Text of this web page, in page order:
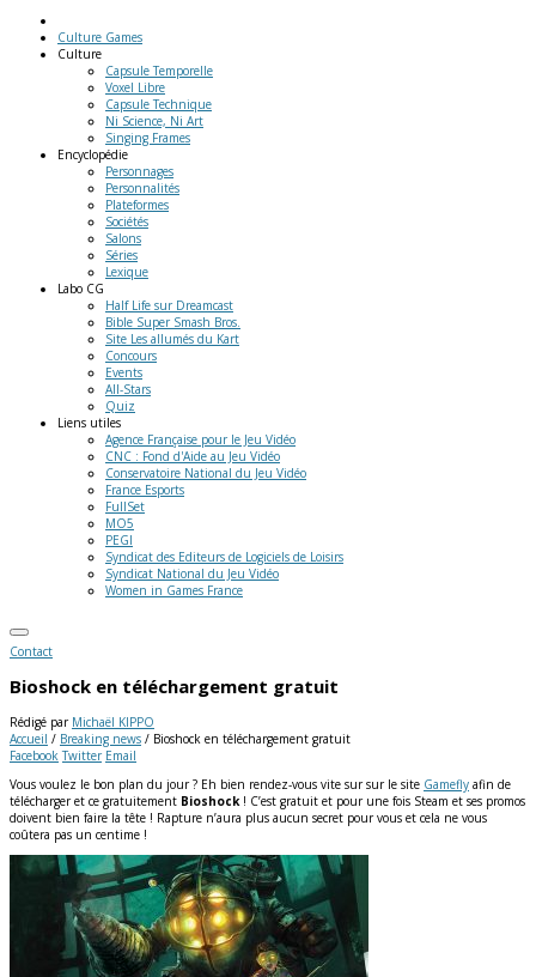
Culture Games
Culture
Capsule Temporelle
Voxel Libre
Capsule Technique
Ni Science, Ni Art
Singing Frames
Encyclopédie
Personnages
Personnalités
Plateformes
Sociétés
Salons
Séries
Lexique
Labo CG
Half Life sur Dreamcast
Bible Super Smash Bros.
Site Les allumés du Kart
Concours
Events
All-Stars
Quiz
Liens utiles
Agence Française pour le Jeu Vidéo
CNC : Fond d'Aide au Jeu Vidéo
Conservatoire National du Jeu Vidéo
France Esports
FullSet
MO5
PEGI
Syndicat des Editeurs de Logiciels de Loisirs
Syndicat National du Jeu Vidéo
Women in Games France
Contact
Bioshock en téléchargement gratuit
Rédigé par Michaël KIPPO
Accueil / Breaking news / Bioshock en téléchargement gratuit
Facebook Twitter Email
Vous voulez le bon plan du jour ? Eh bien rendez-vous vite sur sur le site Gamefly afin de
télécharger et ce gratuitement Bioshock! C’est gratuit et pour une fois Steam et ses promos
doivent bien faire la tête ! Rapture n’aura plus aucun secret pour vous et cela ne vous
coûtera pas un centime !